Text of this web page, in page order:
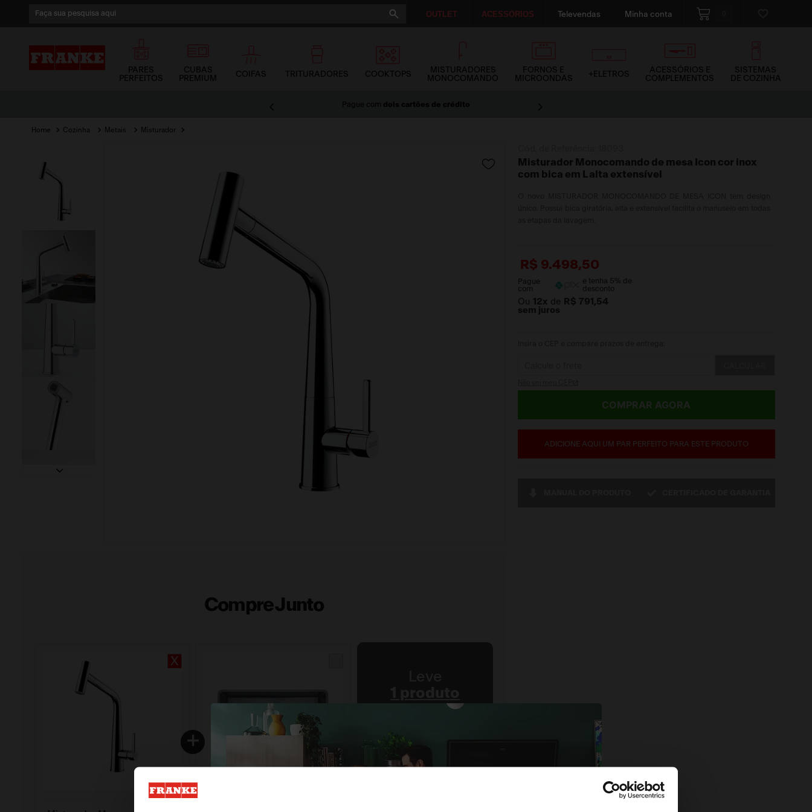
Faça sua pesquisa aqui
OUTLET ACESSÓRIOS Televendas Minha conta
PARES
PERFEITOS
CUBAS
PREMIUM
COIFAS TRITURADORES COOKTOPS
MISTURADORES
MONOCOMANDO
FORNOS E
MICROONDAS
+ELETROS
ACESSÓRIOS E
COMPLEMENTOS
SISTEMAS
DE COZINHA
Cozinha Metais Misturador
Compre Junto
R$ 9.498
R$ 9.498,50 à vista
Misturador Monocomando de mesa Icon cor inox
com bica em L alta extensível
R$ 9.498,50
Pague
com
e tenha 5 % de
desconto
Ou 12x de
R$ 791,54
sem juros
COMPRAR AGORA
ADICIONE AQUI UM PAR PERFEITO PARA ESTE PRODUTO
º cuba dupla